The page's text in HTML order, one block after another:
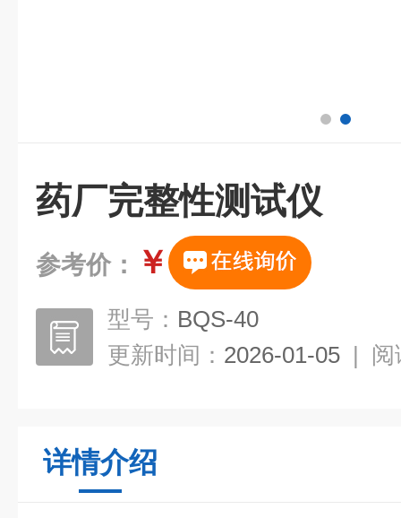
药厂完整性测试仪
参考价： ￥
型号： BQS-40
更新时间： 2026-01-05 | 阅
详情介绍